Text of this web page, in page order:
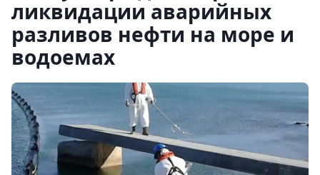
ликвидации аварийных
разливов нефти на море и
водоемах